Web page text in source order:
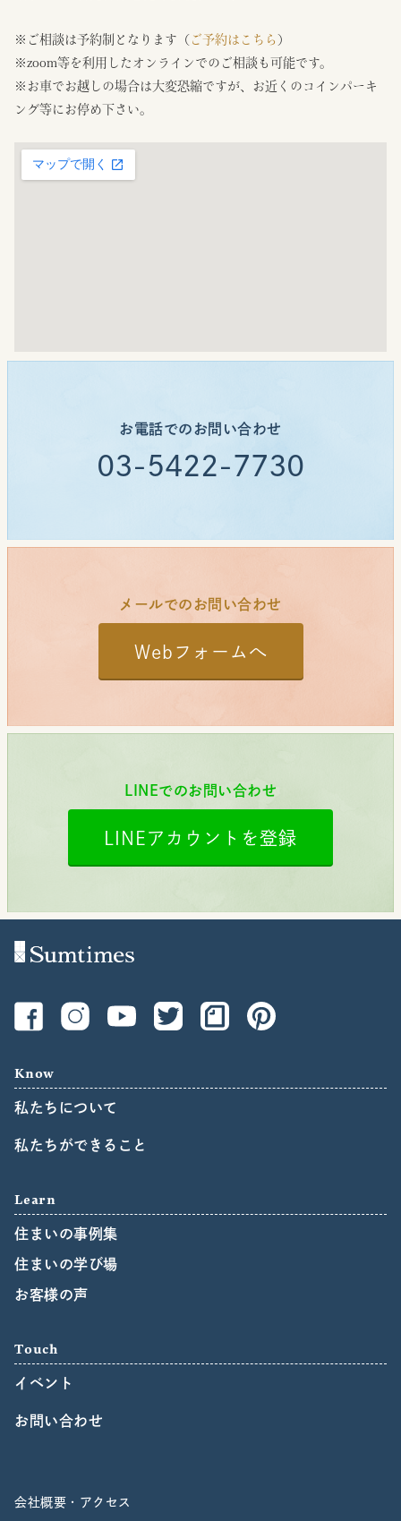
※ご相談は予約制となります（ ご予約はこちら ）
※zoom等を利用したオンラインでのご相談も可能です。
※お車でお越しの場合は大変恐縮ですが、お近くのコインパーキ
ング等にお停め下さい。
お電話でのお問い合わせ
03-5422-7730
メールでのお問い合わせ
Webフォームへ
LINEでのお問い合わせ
LINEアカウントを登録
Know
私たちについて
私たちができること
Learn
住まいの事例集
住まいの学び場
お客様の声
Touch
イベント
お問い合わせ
会社概要・アクセス